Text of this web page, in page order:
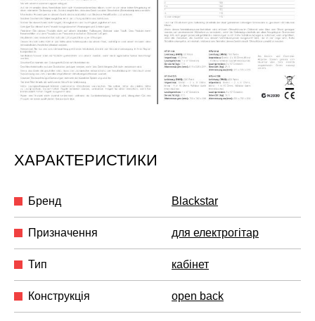
ХАРАКТЕРИСТИКИ
Бренд Blackstar
Призначення для електрогітар
Тип кабінет
Конструкція open back